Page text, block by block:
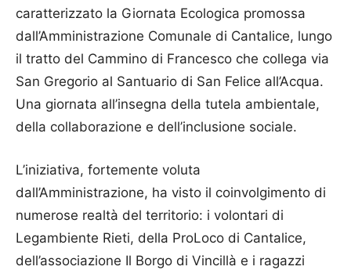
caratterizzato la Giornata Ecologica promossa
dall’Amministrazione Comunale di Cantalice, lungo
il tratto del Cammino di Francesco che collega via
San Gregorio al Santuario di San Felice all’Acqua.
Una giornata all’insegna della tutela ambientale,
della collaborazione e dell’inclusione sociale.
L’iniziativa, fortemente voluta
dall’Amministrazione, ha visto il coinvolgimento di
numerose realtà del territorio: i volontari di
Legambiente Rieti, della ProLoco di Cantalice,
dell’associazione Il Borgo di Vincillà e i ragazzi